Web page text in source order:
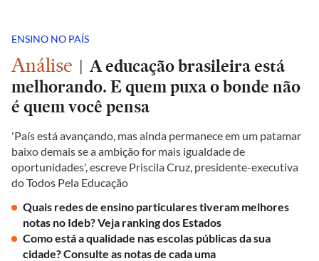
ENSINO NO PAÍS
Análise | A educação brasileira está
melhorando. E quem puxa o bonde não
é quem você pensa
'País está avançando, mas ainda permanece em um patamar
baixo demais se a ambição for mais igualdade de
oportunidades', escreve Priscila Cruz, presidente-executiva
do Todos Pela Educação
Quais redes de ensino particulares tiveram melhores
notas no Ideb? Veja ranking dos Estados
Como está a qualidade nas escolas públicas da sua
cidade? Consulte as notas de cada uma